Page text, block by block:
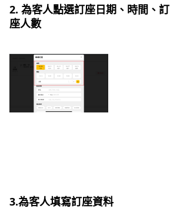
2. 為客人點選訂座日期、時間、訂
座人數
3.為客人填寫訂座資料